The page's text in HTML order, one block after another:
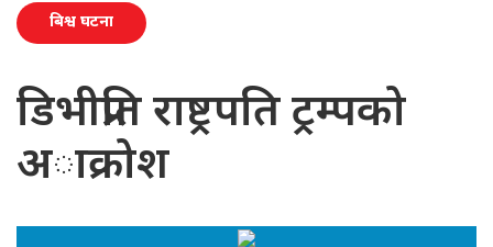
बिश्व घटना
डिभीप्रति राष्ट्रपति ट्रम्पको
अाक्रोश